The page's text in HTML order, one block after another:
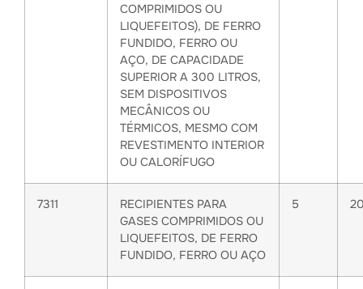
COMPRIMIDOS OU
LIQUEFEITOS), DE FERRO
FUNDIDO, FERRO OU
AÇO, DE CAPACIDADE
SUPERIOR A 300 LITROS,
SEM DISPOSITIVOS
MECÂNICOS OU
TÉRMICOS, MESMO COM
REVESTIMENTO INTERIOR
OU CALORÍFUGO
7311
RECIPIENTES PARA
GASES COMPRIMIDOS OU
LIQUEFEITOS, DE FERRO
FUNDIDO, FERRO OU AÇO
5